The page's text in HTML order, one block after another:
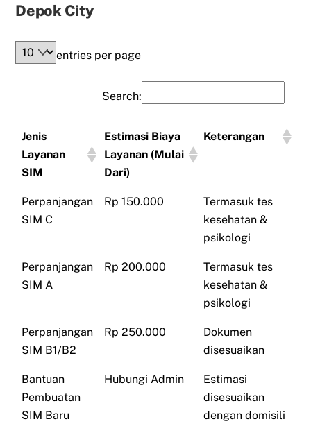
Depok City
entries per page
Search:
Jenis
Layanan
SIM
Estimasi Biaya
Layanan (Mulai
Dari)
Keterangan
Perpanjangan
SIM C
Rp 150.000
Termasuk tes
kesehatan &
psikologi
Perpanjangan
SIM A
Rp 200.000
Termasuk tes
kesehatan &
psikologi
Perpanjangan
SIM B1/B2
Rp 250.000
Dokumen
disesuaikan
Bantuan
Pembuatan
SIM Baru
Hubungi Admin
Estimasi
disesuaikan
dengan domisili